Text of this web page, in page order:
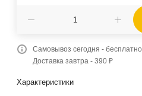
Самовывоз сегодня - бесплатно
Доставка завтра - 390 ₽
Характеристики